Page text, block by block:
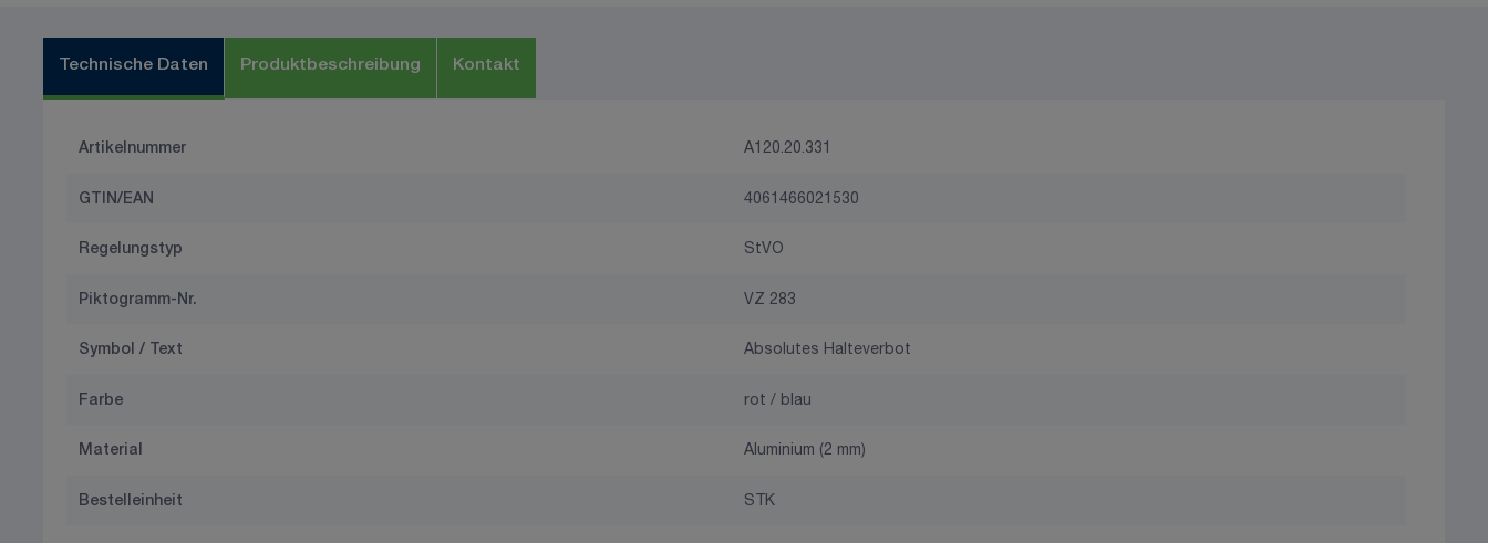
Technische Daten Produktbeschreibung Kontakt
Artikelnummer A120.20.331
GTIN/EAN 4061466021530
Regelungstyp StVO
Piktogramm-Nr. VZ 283
Symbol / Text Absolutes Halteverbot
Farbe rot / blau
Material Aluminium (2 mm)
Bestelleinheit STK